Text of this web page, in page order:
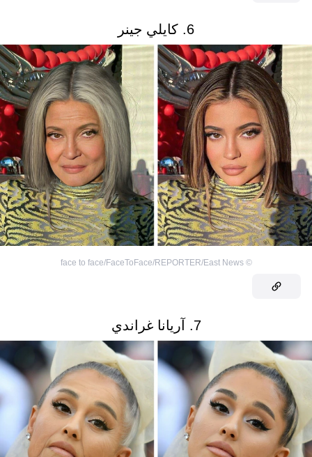
6. كايلي جينر
©
face to face/FaceToFace/REPORTER/East News
7. آريانا غراندي